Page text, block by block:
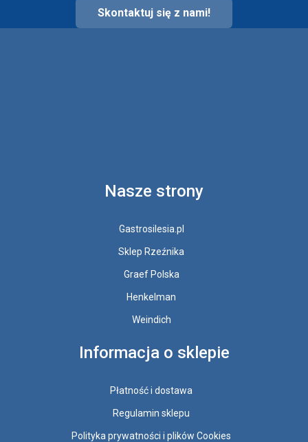
Skontaktuj się z nami!
Nasze strony
Gastrosilesia.pl
Sklep Rzeźnika
Graef Polska
Henkelman
Weindich
Informacja o sklepie
Płatność i dostawa
Regulamin sklepu
Polityka prywatności i plików Cookies